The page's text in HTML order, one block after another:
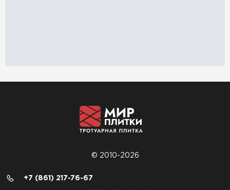
© 2010-2026
+7 (861) 217-76-67